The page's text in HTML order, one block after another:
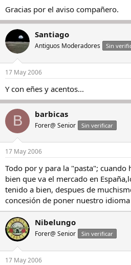
Gracias por el aviso compañero.
Santiago
Antiguos Moderadores Sin
17 May 2006
Y con eñes y acentos...
B barbicas
Forer@ Senior Sin verificar
17 May 2006
Todo por y para la "pasta"; cuando
bien que va el mercado en
tenido a bien, despues de
concesión de poner nuestro idioma
Nibelungo
Forer@ Senior Sin verificar
17 May 2006